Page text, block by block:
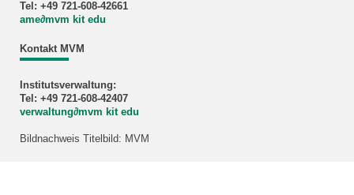
Tel: +49 721-608-42661
ame∂mvm kit edu
Kontakt MVM
Institutsverwaltung:
Tel: +49 721-608-42407
verwaltung∂mvm kit edu
Bildnachweis Titelbild: MVM